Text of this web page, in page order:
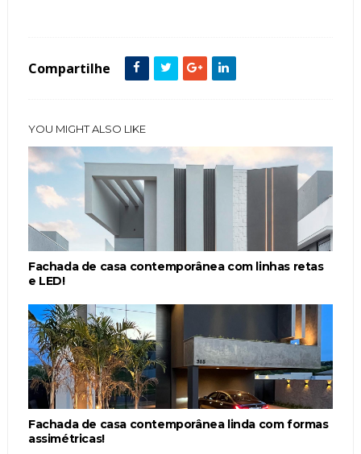
Compartilhe
YOU MIGHT ALSO LIKE
Fachada de casa contemporânea com linhas retas
e LED!
Fachada de casa contemporânea linda com formas
assimétricas!